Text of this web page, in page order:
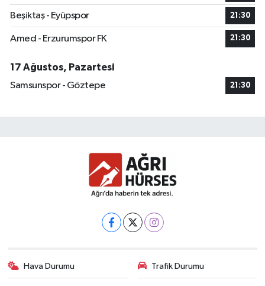
Beşiktaş - Eyüpspor 21:30
Amed - Erzurumspor FK 21:30
17 Ağustos, Pazartesi
Samsunspor - Göztepe
21:30
Hava Durumu Trafik Durumu